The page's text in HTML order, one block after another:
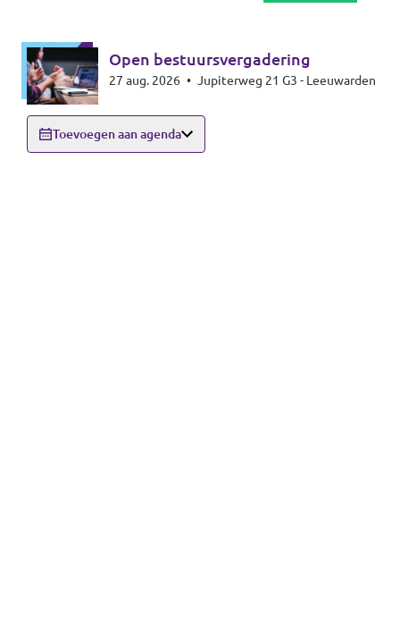
Open bestuursvergadering
27 aug. 2026 • Jupiterweg 21 G3 - Leeuwarden
Toevoegen aan agenda